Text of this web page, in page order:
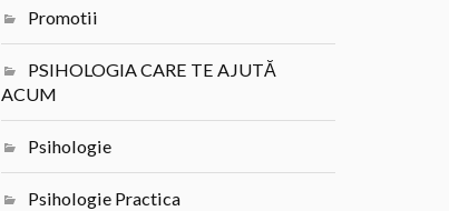
Promotii
PSIHOLOGIA CARE TE AJUTĂ
ACUM
Psihologie
Psihologie Practica